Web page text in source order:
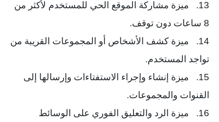
13. ميزة مشاركة الموقع الحي للمستخدم لأكثر من
8 ساعات دون توقف.
14. ميزة كشف الأشخاص أو المجموعات القريبة من
تواجد المستخدم.
15. ميزة إنشاء وإجراء الاستفتاءات وإرسالها إلى
القنوات والمجموعات.
16. ميزة الرد والتعليق الفوري على الوسائط